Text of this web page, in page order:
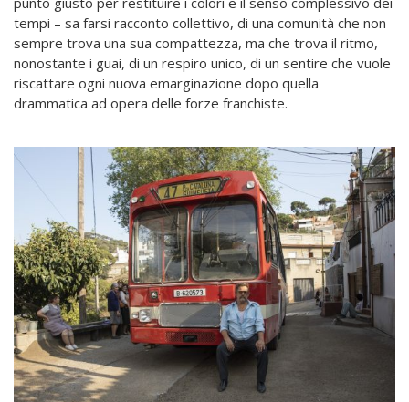
tempi – sa farsi racconto collettivo, di una comunità che non
sempre trova una sua compattezza, ma che trova il ritmo,
nonostante i guai, di un respiro unico, di un sentire che vuole
riscattare ogni nuova emarginazione dopo quella
drammatica ad opera delle forze franchiste.